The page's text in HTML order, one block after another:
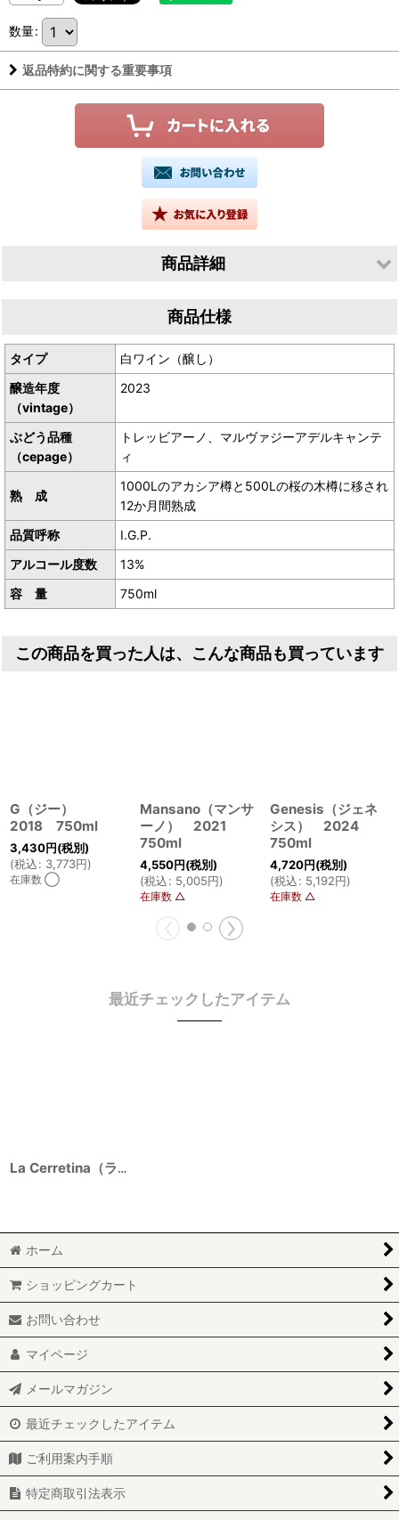
数量:
返品特約に関する重要事項
商品詳細
産地／イタリア トスカーナ州商品仕様
タイプ
白ワイン（醸し）
醸造年度
（vintage）
2023
ぶどう品種
（cepage）
トレッビアーノ、マルヴァジーアデルキャンテ
ィ
熟 成
1000Lのアカシア樽と500Lの桜の木樽に移され
12か月間熟成
品質呼称
I.G.P.
アルコール度数
13%
容 量
750ml
この商品を買った人は、こんな商品も買っています
G（ジー）
2018 750ml
3,430円(税別)
(税込: 3,773円)
在庫数 ◯
Mansano（マンサ
ーノ） 2021
750ml
4,550円(税別)
(税込: 5,005円)
在庫数 △
Genesis（ジェネ
シス） 2024
750ml
4,720円(税別)
(税込: 5,192円)
在庫数 △
最近チェックしたアイテム
La Cerretina（ラ チェッレティーナ） 2023 750ml
ホーム
ショッピングカート
お問い合わせ
マイページ
メールマガジン
最近チェックしたアイテム
ご利用案内手順
特定商取引法表示